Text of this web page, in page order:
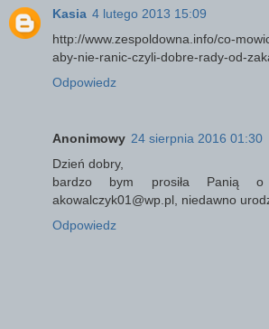
Kasia 4 lutego 2013 15:09
http://www.zespoldowna.info/co-
aby-nie-ranic-czyli-dobre-rady-od-
Odpowiedz
Anonimowy 24 sierpnia 2016 01:30
Dzień dobry,
bardzo bym prosiła Panią o
akowalczyk01@wp.pl, niedawno
Odpowiedz